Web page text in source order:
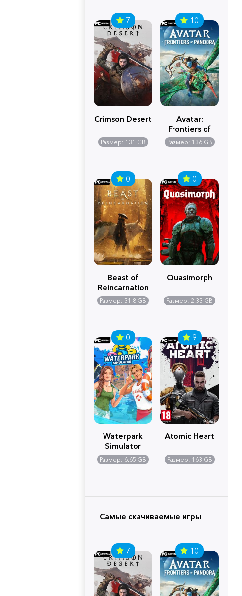
7
Crimson Desert
Размер: 131 GB
10
Avatar:
Frontiers of
Pandora
Размер: 136 GB
0
Beast of
Reincarnation
Размер: 31.8 GB
0
Quasimorph
Размер: 2.33 GB
0
Waterpark
Simulator
Размер: 6.65 GB
9
Atomic Heart
Размер: 163 GB
Самые скачиваемые игры
7 10